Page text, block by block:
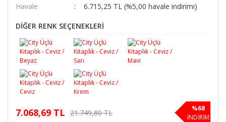
Havale
6.715,25 TL (%5,00 havale indirimi)
DİĞER RENK SEÇENEKLERİ
7.068,69 TL 21.749,80 TL
%68
İNDİRİM